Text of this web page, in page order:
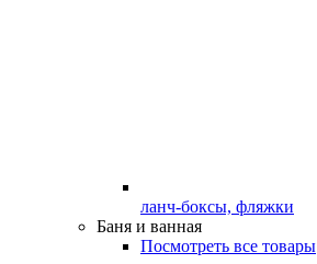
ланч-боксы, фляжки
Баня и ванная
Посмотреть все товары